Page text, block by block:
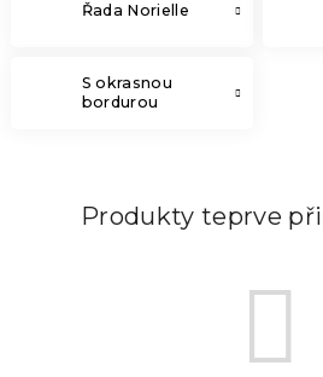
Řada Norielle
S okrasnou
bordurou
Produkty teprve